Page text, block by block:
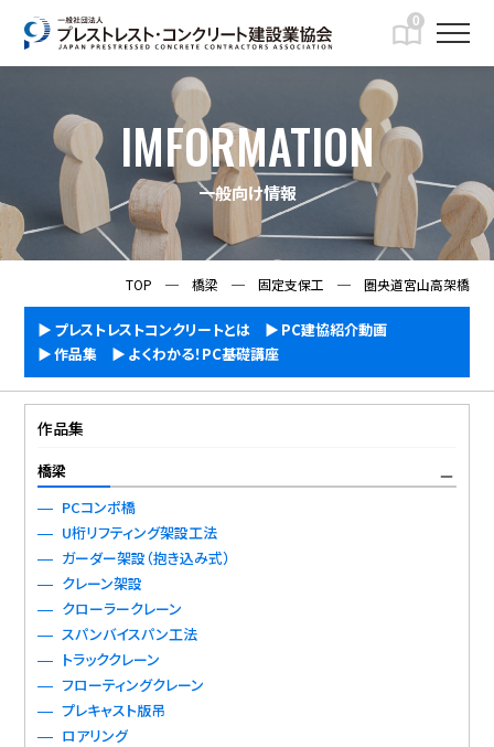
0
IMFORMATION
一般向け情報
TOP ─ 橋梁 ─ 固定支保工 ─ 圏央道宮山高架橋
プレストレストコンクリートとは
PC建協紹介動画
作品集
よくわかる！PC基礎講座
作品集
橋梁
PCコンポ橋
U桁リフティング架設工法
ガーダー架設（抱き込み式）
クレーン架設
クローラークレーン
スパンバイスパン工法
トラッククレーン
フローティングクレーン
プレキャスト版吊
ロアリング